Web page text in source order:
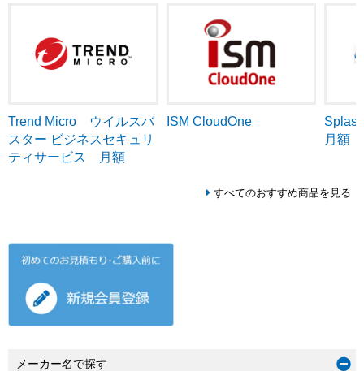
Trend Micro ウイルスバ
スター ビジネスセキュリ
ティサービス 月額
ISM CloudOne
月額
すべてのおすすめ商品を見る
メーカー名で探す